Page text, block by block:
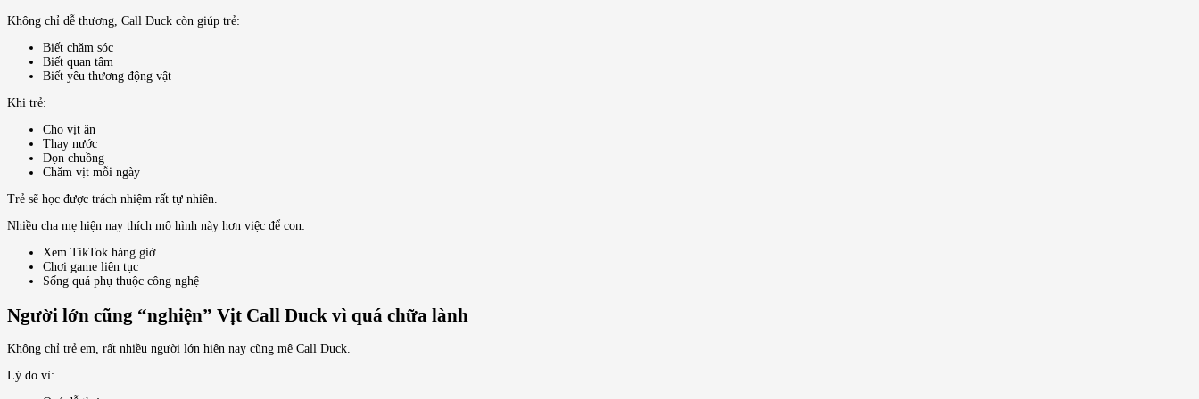
Không chỉ dễ thương, Call Duck còn giúp trẻ:
Biết chăm sóc
Biết quan tâm
Biết yêu thương động vật
Khi trẻ:
Cho vịt ăn
Thay nước
Dọn chuồng
Chăm vịt mỗi ngày
Trẻ sẽ học được trách nhiệm rất tự nhiên.
Nhiều cha mẹ hiện nay thích mô hình này hơn việc để con:
Xem TikTok hàng giờ
Chơi game liên tục
Sống quá phụ thuộc công nghệ
Người lớn cũng “nghiện” Vịt Call Duck vì quá chữa lành
Không chỉ trẻ em, rất nhiều người lớn hiện nay cũng mê Call Duck.
Lý do vì: